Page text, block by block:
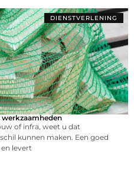
DIENSTVERLENING
werkzaamheden
of infra, weet u dat
kunnen maken. Een goed
levert